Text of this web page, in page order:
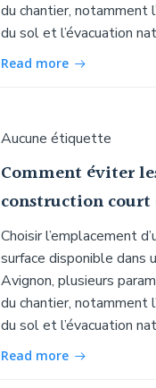
du chantier, notamment
du sol et l’évacuation
Read more
Aucune étiquette
Comment éviter
construction court
Choisir l’emplacement
surface disponible dans
Avignon, plusieurs
du chantier, notamment
du sol et l’évacuation
Read more